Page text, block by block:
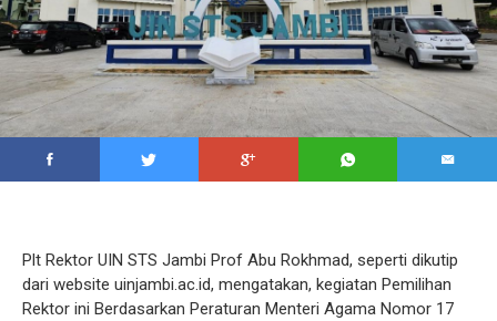
Plt Rektor UIN STS Jambi Prof Abu Rokhmad, seperti dikutip
dari website uinjambi.ac.id, mengatakan, kegiatan Pemilihan
Rektor ini Berdasarkan Peraturan Menteri Agama Nomor 17